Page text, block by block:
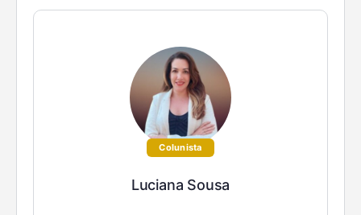
Colunista
Luciana Sousa